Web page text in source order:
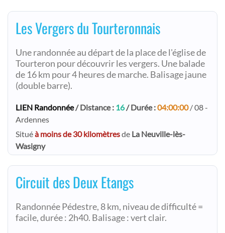
Les Vergers du Tourteronnais
Une randonnée au départ de la place de l'église de
Tourteron pour découvrir les vergers. Une balade
de 16 km pour 4 heures de marche. Balisage jaune
(double barre).
LIEN Randonnée/ Distance : 16/ Durée :04:00:00/ 08 -
Ardennes
Situéà moins de 30 kilomètresde La Neuville-lès-
Wasigny
Circuit des Deux Etangs
Randonnée Pédestre, 8 km, niveau de difficulté =
facile, durée : 2h40. Balisage : vert clair.